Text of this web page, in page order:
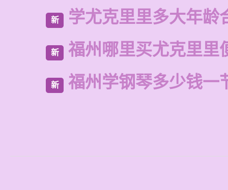
新 学尤克里里多大年龄
新 福州哪里买尤克里里
新 福州学钢琴多少钱一